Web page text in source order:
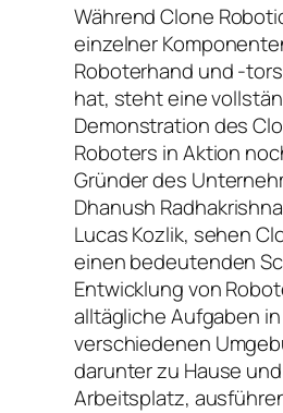
Während Clone
einzelner
Roboterhand und -
hat, steht eine
Demonstration des
Roboters in Aktion
Gründer des
Dhanush
Lucas Kozlik, sehen
einen bedeutenden
Entwicklung von
alltägliche Aufgaben in
verschiedenen
darunter zu Hause
Arbeitsplatz,